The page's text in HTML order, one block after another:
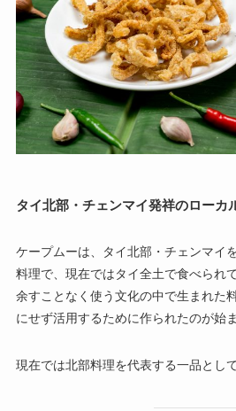
タイ北部・チェンマイ発祥のローカ
ケープムーは、タイ北部・チェンマイ
料理で、現在ではタイ全土で食べられ
余すことなく使う文化の中で生まれた
にせず活用するために作られたのが始
現在では北部料理を代表する一品とし